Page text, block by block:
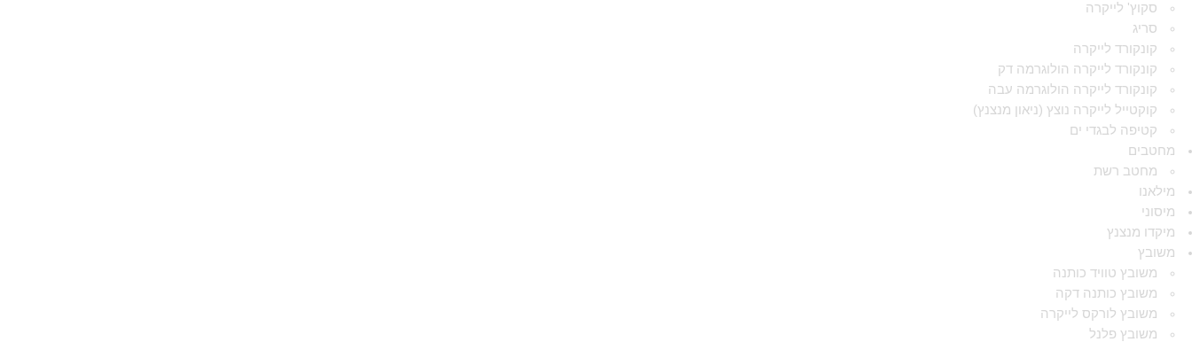
סקוץ' לייקרה
סריג
קונקורד לייקרה
קונקורד לייקרה הולוגרמה דק
קונקורד לייקרה הולוגרמה עבה
קוקטייל לייקרה נוצץ (ניאון מנצנץ)
קטיפה לבגדי ים
מחטבים
מחטב רשת
מילאנו
מיסוני
מיקדו מנצנץ
משובץ
משובץ טוויד כותנה
משובץ כותנה דקה
משובץ לורקס לייקרה
משובץ פלנל